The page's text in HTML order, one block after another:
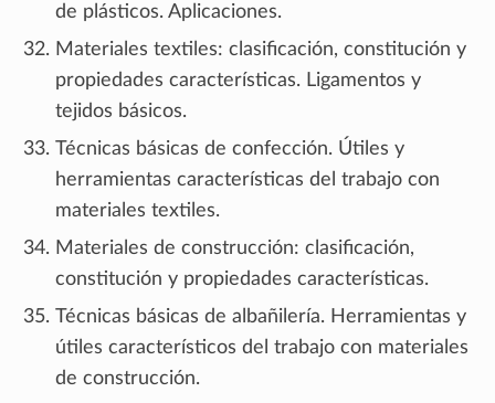
de plásticos. Aplicaciones.
Materiales textiles: clasificación, constitución y
propiedades características. Ligamentos y
tejidos básicos.
Técnicas básicas de confección. Útiles y
herramientas características del trabajo con
materiales textiles.
Materiales de construcción: clasificación,
constitución y propiedades características.
Técnicas básicas de albañilería. Herramientas y
útiles característicos del trabajo con materiales
de construcción.